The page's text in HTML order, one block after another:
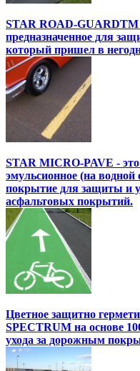
STAR ROAD-GUARDTM
предназначенное для
который пришел в
STAR MICRO-PAVE - это
эмульсионное (на
покрытие для защиты и
асфальтовых покрытий.
Цветное защитно
SPECTRUM на основе
ухода за дорожным